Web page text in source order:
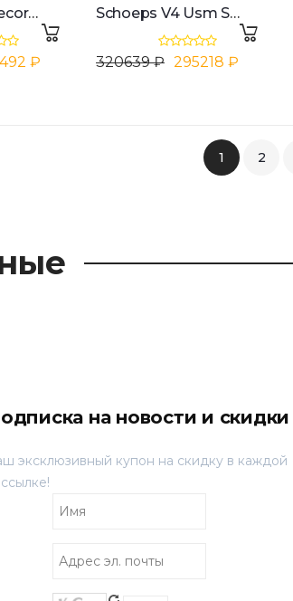
Igs Audio Tubecore 3u Mastering Vari-mu Compressor
₽
Schoeps V4 Usm Set - Blue
320639 ₽ 295218 ₽
1 2
на новости и скидки
эксклюзивный купон на скидку в каждой